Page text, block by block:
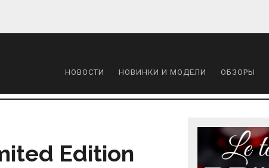
НОВОСТИ НОВИНКИ И МОДЕЛИ ОБЗОРЫ
Edition